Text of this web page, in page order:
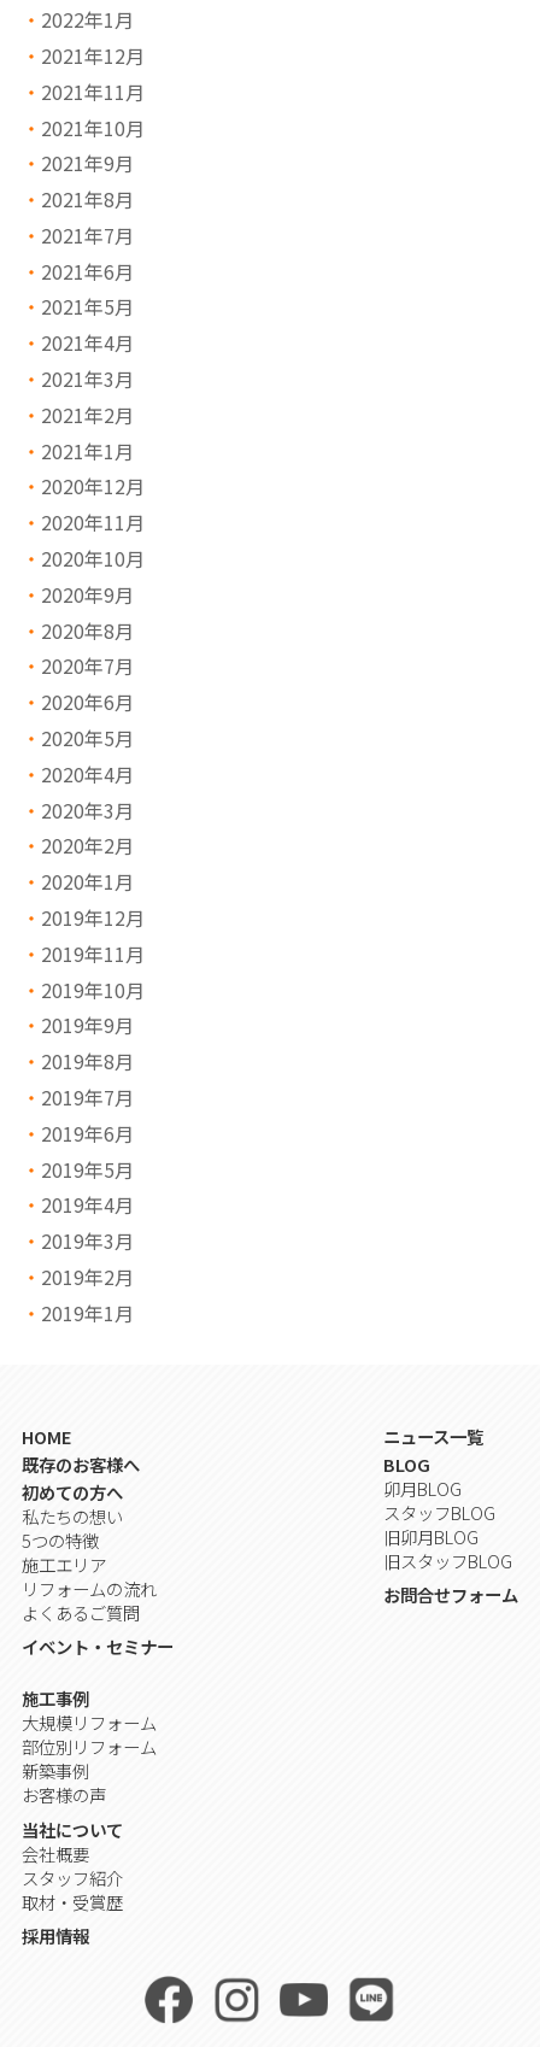
2022年1月
2021年12月
2021年11月
2021年10月
2021年9月
2021年8月
2021年7月
2021年6月
2021年5月
2021年4月
2021年3月
2021年2月
2021年1月
2020年12月
2020年11月
2020年10月
2020年9月
2020年8月
2020年7月
2020年6月
2020年5月
2020年4月
2020年3月
2020年2月
2020年1月
2019年12月
2019年11月
2019年10月
2019年9月
2019年8月
2019年7月
2019年6月
2019年5月
2019年4月
2019年3月
2019年2月
2019年1月
HOME
既存のお客様へ
初めての方へ
私たちの想い
5つの特徴
施工エリア
リフォームの流れ
よくあるご質問
イベント・セミナー
施工事例
大規模リフォーム
部位別リフォーム
新築事例
お客様の声
当社について
会社概要
スタッフ紹介
取材・受賞歴
採用情報
ニュース一覧
BLOG
卯月BLOG
スタッフBLOG
旧卯月BLOG
旧スタッフBLOG
お問合せフォーム